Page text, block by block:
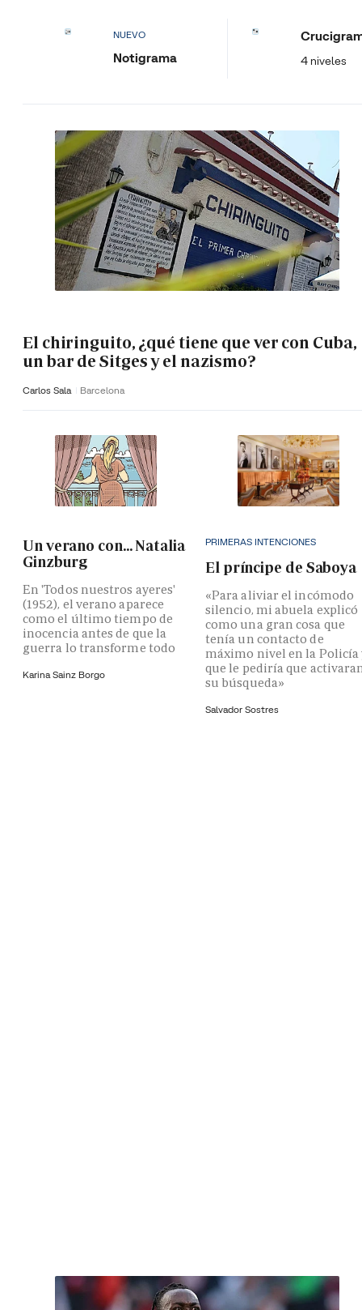
NUEVO
Notigrama 4 niveles
El chiringuito, ¿qué tiene que ver con Cuba,
un bar de Sitges y el nazismo?
Carlos Sala Barcelona
Un verano con... Natalia
Ginzburg
En 'Todos nuestros ayeres'
(1952), el verano aparece
como el último tiempo de
inocencia antes de que la
guerra lo transforme todo
Karina Sainz Borgo
PRIMERAS INTENCIONES
El príncipe de Saboya
«Para aliviar el incómodo
silencio, mi abuela explicó
como una gran cosa que
tenía un contacto de
máximo nivel en la Policía
que le pediría que
su búsqueda»
Salvador Sostres